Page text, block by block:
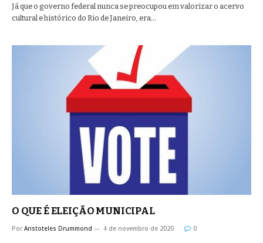
Já que o governo federal nunca se preocupou em valorizar o acervo
cultural e histórico do Rio de Janeiro, era…
O QUE É ELEIÇÃO MUNICIPAL
Por Aristoteles Drummond 4 de novembro de 2020 0